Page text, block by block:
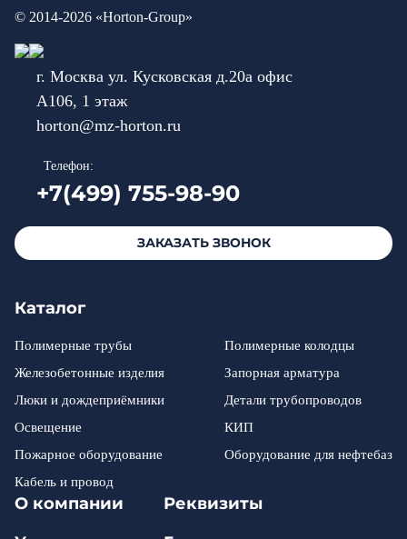
© 2014-2026 «Horton-Group»
г. Москва ул. Кусковская д.20а офис
А106, 1 этаж
horton@mz-horton.ru
Телефон:
+7(499) 755-98-90
ЗАКАЗАТЬ ЗВОНОК
Каталог
Полимерные трубы
Железобетонные изделия
Люки и дождеприёмники
Освещение
Пожарное оборудование
Кабель и провод
Полимерные колодцы
Запорная арматура
Детали трубопроводов
КИП
Оборудование для нефтебаз
О компании
Реквизиты